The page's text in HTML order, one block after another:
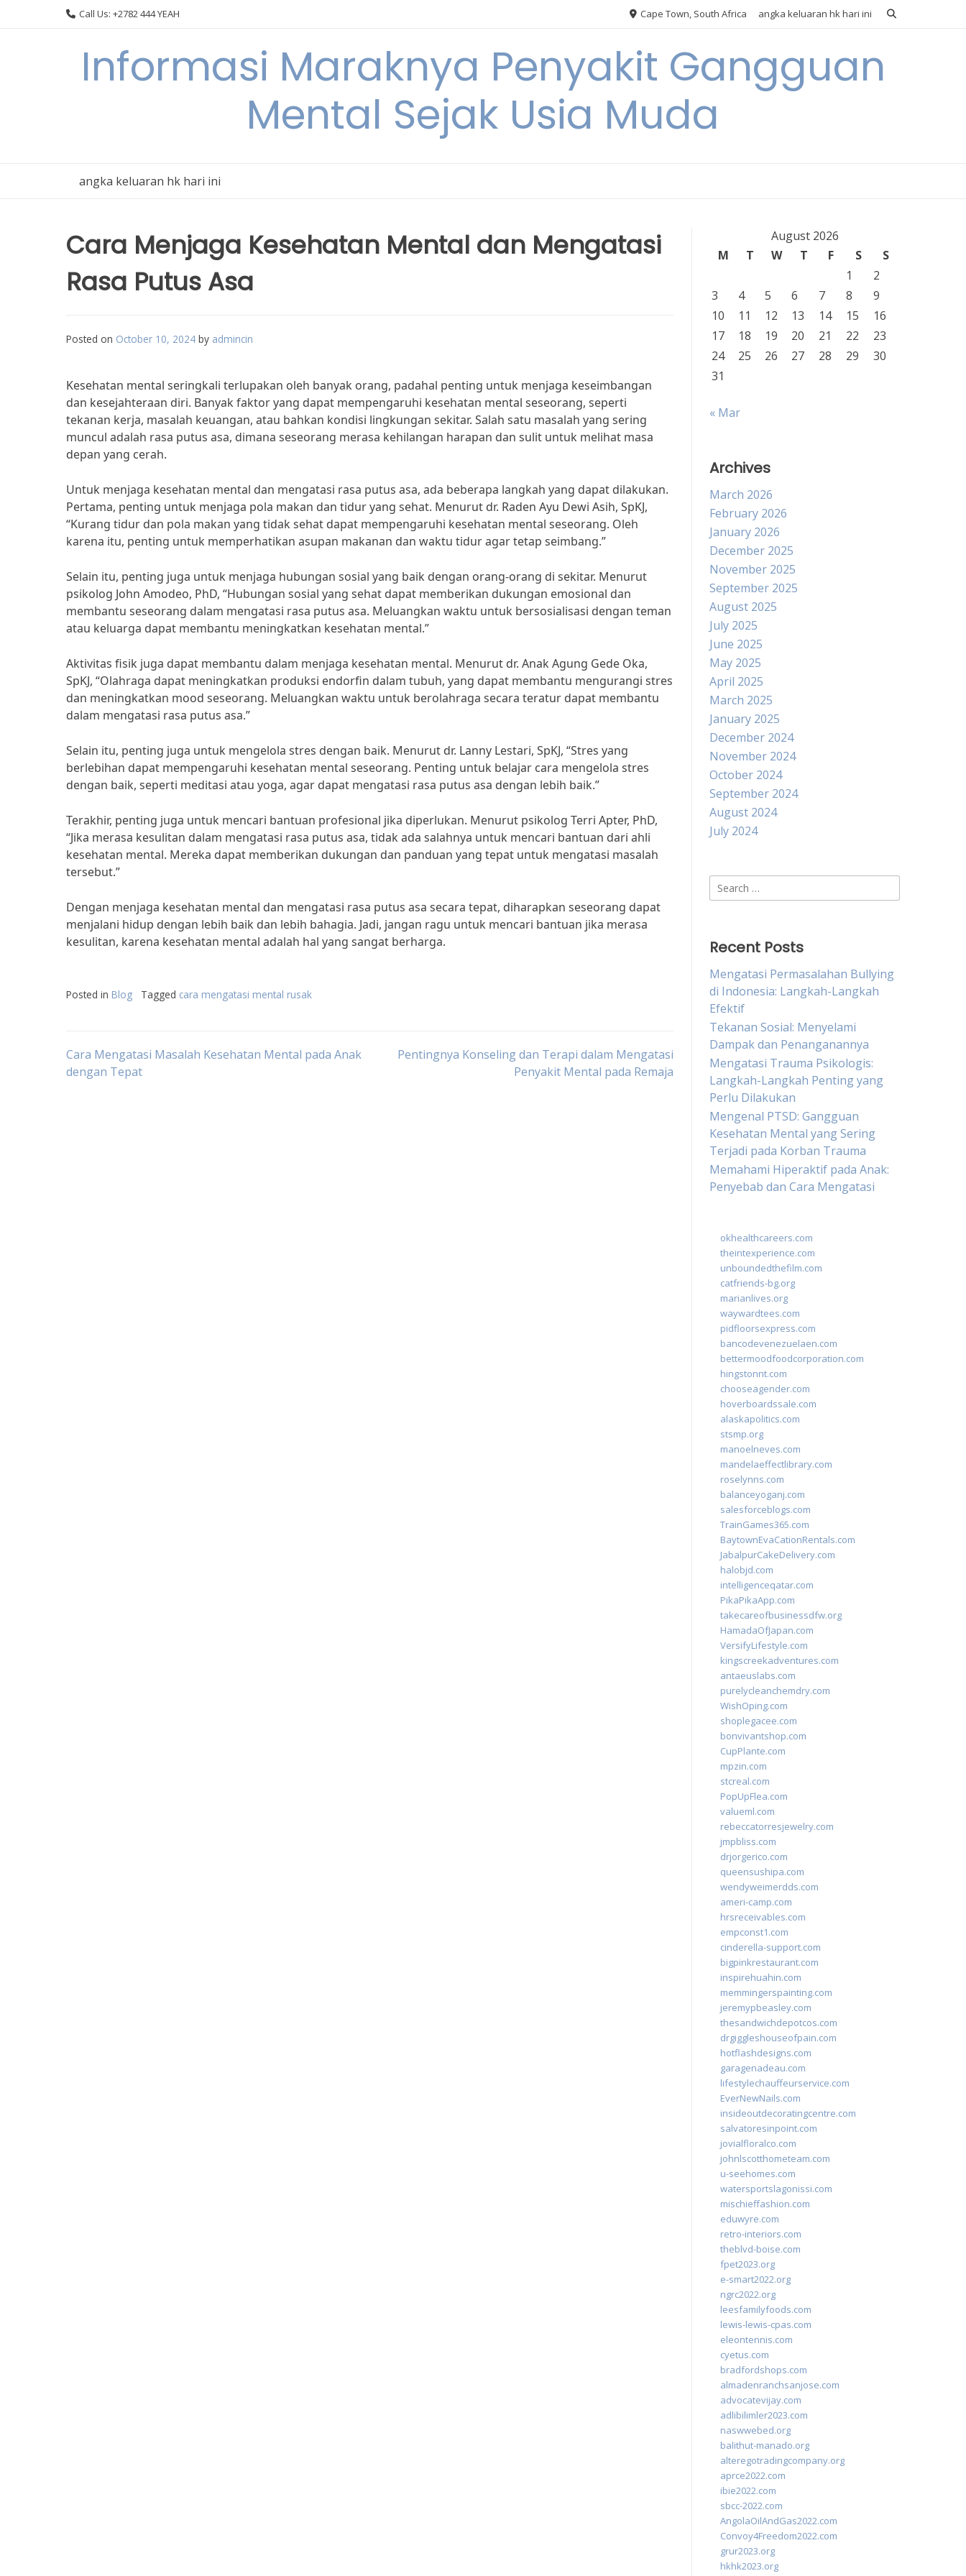
Call Us: +2782 444 YEAH Cape Town, South Africa angka keluaran hk hari ini
Informasi Maraknya Penyakit Gangguan
Mental Sejak Usia Muda
angka keluaran hk hari ini
Cara Menjaga Kesehatan Mental dan Mengatasi
Rasa Putus Asa
Posted on October 10, 2024 by admincin
Kesehatan mental seringkali terlupakan oleh banyak orang, padahal penting untuk menjaga keseimbangan
dan kesejahteraan diri. Banyak faktor yang dapat mempengaruhi kesehatan mental seseorang, seperti
tekanan kerja, masalah keuangan, atau bahkan kondisi lingkungan sekitar. Salah satu masalah yang sering
muncul adalah rasa putus asa, dimana seseorang merasa kehilangan harapan dan sulit untuk melihat masa
depan yang cerah.
Untuk menjaga kesehatan mental dan mengatasi rasa putus asa, ada beberapa langkah yang dapat dilakukan.
Pertama, penting untuk menjaga pola makan dan tidur yang sehat. Menurut dr. Raden Ayu Dewi Asih, SpKJ,
“Kurang tidur dan pola makan yang tidak sehat dapat mempengaruhi kesehatan mental seseorang. Oleh
karena itu, penting untuk memperhatikan asupan makanan dan waktu tidur agar tetap seimbang.”
Selain itu, penting juga untuk menjaga hubungan sosial yang baik dengan orang-orang di sekitar. Menurut
psikolog John Amodeo, PhD, “Hubungan sosial yang sehat dapat memberikan dukungan emosional dan
membantu seseorang dalam mengatasi rasa putus asa. Meluangkan waktu untuk bersosialisasi dengan teman
atau keluarga dapat membantu meningkatkan kesehatan mental.”
Aktivitas fisik juga dapat membantu dalam menjaga kesehatan mental. Menurut dr. Anak Agung Gede Oka,
SpKJ, “Olahraga dapat meningkatkan produksi endorfin dalam tubuh, yang dapat membantu mengurangi stres
dan meningkatkan mood seseorang. Meluangkan waktu untuk berolahraga secara teratur dapat membantu
dalam mengatasi rasa putus asa.”
Selain itu, penting juga untuk mengelola stres dengan baik. Menurut dr. Lanny Lestari, SpKJ, “Stres yang
berlebihan dapat mempengaruhi kesehatan mental seseorang. Penting untuk belajar cara mengelola stres
dengan baik, seperti meditasi atau yoga, agar dapat mengatasi rasa putus asa dengan lebih baik.”
Terakhir, penting juga untuk mencari bantuan profesional jika diperlukan. Menurut psikolog Terri Apter, PhD,
“Jika merasa kesulitan dalam mengatasi rasa putus asa, tidak ada salahnya untuk mencari bantuan dari ahli
kesehatan mental. Mereka dapat memberikan dukungan dan panduan yang tepat untuk mengatasi masalah
tersebut.”
Dengan menjaga kesehatan mental dan mengatasi rasa putus asa secara tepat, diharapkan seseorang dapat
menjalani hidup dengan lebih baik dan lebih bahagia. Jadi, jangan ragu untuk mencari bantuan jika merasa
kesulitan, karena kesehatan mental adalah hal yang sangat berharga.
Posted in Blog Tagged cara mengatasi mental rusak
Post
Cara Mengatasi Masalah Kesehatan Mental pada Anak
dengan Tepat
Pentingnya Konseling dan Terapi dalam Mengatasi
Penyakit Mental pada Remaja
August 2026
M
T W T F S
S
1
2
3
4 5 6 7 8
9
10
11 12 13 14 15
16
17
18 19 20 21 22
23
24
25 26 27 28 29
30
31
« Mar
Archives
March 2026
February 2026
January 2026
December 2025
November 2025
September 2025
August 2025
July 2025
June 2025
May 2025
April 2025
March 2025
January 2025
December 2024
November 2024
October 2024
September 2024
August 2024
July 2024
Search
for:
Recent Posts
Mengatasi Permasalahan Bullying
di Indonesia: Langkah-Langkah
Efektif
Tekanan Sosial: Menyelami
Dampak dan Penanganannya
Mengatasi Trauma Psikologis:
Langkah-Langkah Penting yang
Perlu Dilakukan
Mengenal PTSD: Gangguan
Kesehatan Mental yang Sering
Terjadi pada Korban Trauma
Memahami Hiperaktif pada Anak:
Penyebab dan Cara Mengatasi
okhealthcareers.com
theintexperience.com
unboundedthefilm.com
catfriends-bg.org
marianlives.org
waywardtees.com
pidfloorsexpress.com
bancodevenezuelaen.com
bettermoodfoodcorporation.com
hingstonnt.com
chooseagender.com
hoverboardssale.com
alaskapolitics.com
stsmp.org
manoelneves.com
mandelaeffectlibrary.com
roselynns.com
balanceyoganj.com
salesforceblogs.com
TrainGames365.com
BaytownEvaCationRentals.com
JabalpurCakeDelivery.com
halobjd.com
intelligenceqatar.com
PikaPikaApp.com
takecareofbusinessdfw.org
HamadaOfJapan.com
VersifyLifestyle.com
kingscreekadventures.com
antaeuslabs.com
purelycleanchemdry.com
WishOping.com
shoplegacee.com
bonvivantshop.com
CupPlante.com
mpzin.com
stcreal.com
PopUpFlea.com
valueml.com
rebeccatorresjewelry.com
jmpbliss.com
drjorgerico.com
queensushipa.com
wendyweimerdds.com
ameri-camp.com
hrsreceivables.com
empconst1.com
cinderella-support.com
bigpinkrestaurant.com
inspirehuahin.com
memmingerspainting.com
jeremypbeasley.com
thesandwichdepotcos.com
drgiggleshouseofpain.com
hotflashdesigns.com
garagenadeau.com
lifestylechauffeurservice.com
EverNewNails.com
insideoutdecoratingcentre.com
salvatoresinpoint.com
jovialfloralco.com
johnlscotthometeam.com
u-seehomes.com
watersportslagonissi.com
mischieffashion.com
eduwyre.com
retro-interiors.com
theblvd-boise.com
fpet2023.org
e-smart2022.org
ngrc2022.org
leesfamilyfoods.com
lewis-lewis-cpas.com
eleontennis.com
cyetus.com
bradfordshops.com
almadenranchsanjose.com
advocatevijay.com
adlibilimler2023.com
naswwebed.org
balithut-manado.org
alteregotradingcompany.org
aprce2022.com
ibie2022.com
sbcc-2022.com
AngolaOilAndGas2022.com
Convoy4Freedom2022.com
grur2023.org
hkhk2023.org